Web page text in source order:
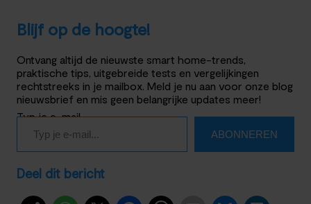
Blijf op de hoogte!
Ontvang altijd de nieuwste smart home-trends,
praktische tips, uitgebreide tests en vergelijkingen
rechtstreeks in je mailbox. Meld je nu aan voor onze blog
nieuwsbrief en mis geen belangrijke updates meer!
Typ je e-mail…
ABONNEREN
Deel dit bericht